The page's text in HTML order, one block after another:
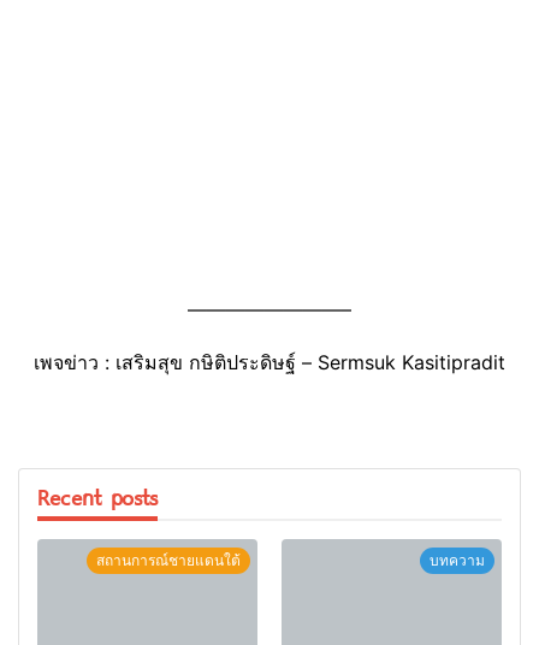
————————–
เพจข่าว : เสริมสุข กษิติประดิษฐ์ – Sermsuk Kasitipradit
Recent posts
สถานการณ์ชายแดนใต้ บทความ